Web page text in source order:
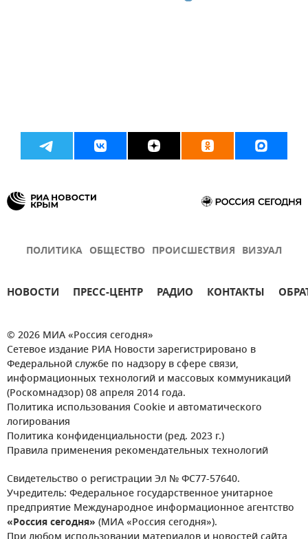
ПОЛИТИКА ОБЩЕСТВО ПРОИСШЕСТВИЯ ВИЗУАЛ
НОВОСТИ ПРЕСС-ЦЕНТР РАДИО КОНТАКТЫ
© 2026 МИА «Россия сегодня»
Сетевое издание РИА Новости зарегистрировано в
Федеральной службе по надзору в сфере связи,
информационных технологий и массовых коммуникаций
(Роскомнадзор) 08 апреля 2014 года.
Политика использования Cookie и автоматического
логирования
Политика конфиденциальности (ред. 2023 г.)
Правила применения рекомендательных технологий
Свидетельство о регистрации Эл № ФС77-57640.
Учредитель: Федеральное государственное унитарное
предприятие Международное информационное агентство
«Россия сегодня» (МИА «Россия сегодня»).